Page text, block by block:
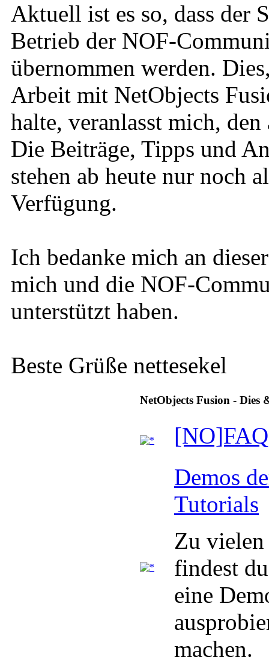
Aktuell ist es so, dass der
Betrieb der NOF-
übernommen werden.
Arbeit mit NetObjects
halte, veranlasst mich,
Die Beiträge, Tipps und
stehen ab heute nur noch
Verfügung.
Ich bedanke mich an
mich und die NOF-
unterstützt haben.
Beste Grüße nettesekel
NetObjects Fusion - Dies
[NO]FAQ
Demos
Tutorials
Zu vielen
findest
eine
machen.